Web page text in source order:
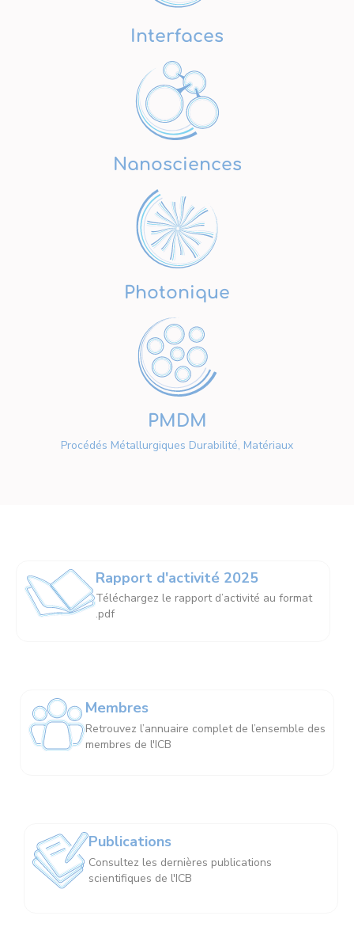
Interfaces
Nanosciences
Photonique
PMDM
Procédés Métallurgiques Durabilité, Matériaux
Rapport d'activité 2025
Téléchargez le rapport d’activité au format
.pdf
Membres
Retrouvez l’annuaire complet de l’ensemble des
membres de l'ICB
Publications
Consultez les dernières publications
scientifiques de l'ICB